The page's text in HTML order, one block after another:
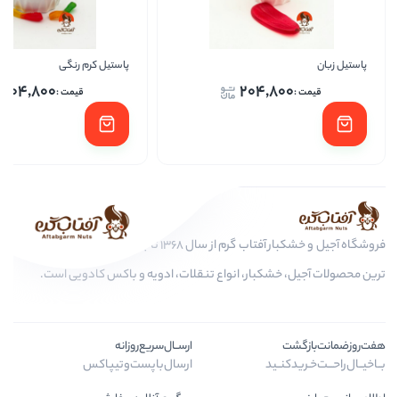
فروشگاه آجیل و خشکبار آفتاب گرم از سال 1368 تا به امروز، عرضه کننده مرغوب
انواع تنقلات، ادویه و باکس کادویی است.
ارســال‌سریع‌روزانه
ارسال‌با‌پست‌و‌تیپاکس